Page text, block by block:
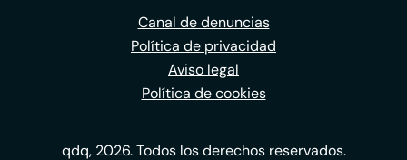
Canal de denuncias
Política de privacidad
Aviso legal
Política de cookies
qdq, 2026. Todos los derechos reservados.